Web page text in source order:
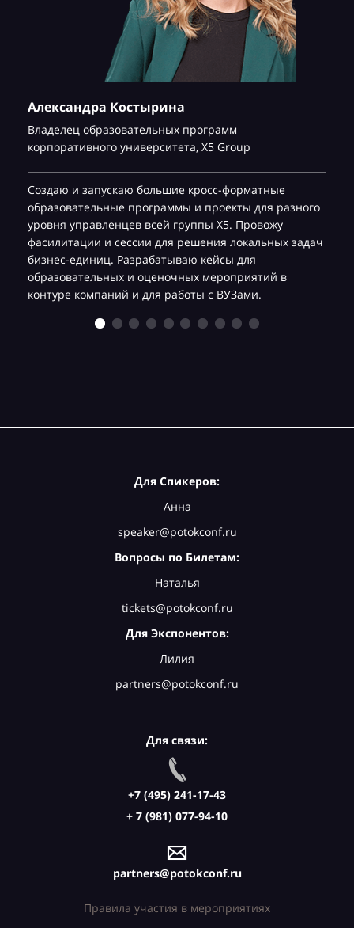
Александра Костырина
Владелец образовательных программ
корпоративного университета, Х5 Group
Создаю и запускаю большие кросс-форматные
образовательные программы и проекты для разного
уровня управленцев всей группы Х5. Провожу
фасилитации и сессии для решения локальных задач
бизнес-единиц. Разрабатываю кейсы для
образовательных и оценочных мероприятий в
контуре компаний и для работы с ВУЗами.
Для Спикеров:
Анна
speaker@potokconf.ru
Вопросы по Билетам:
Наталья
tickets@potokconf.ru
Для Экспонентов:
Лилия
partners@potokconf.ru
Для связи:
+7 (495) 241-17-43
+ 7 (981) 077-94-10
partners@potokconf.ru
Правила участия в мероприятиях